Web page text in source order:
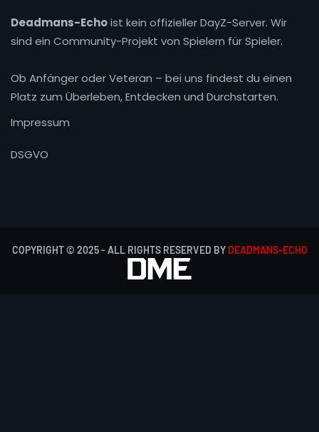
Deadmans-Echoist kein offizieller DayZ-Server. Wir
sind ein Community-Projekt von Spielern für Spieler.
Ob Anfänger oder Veteran – bei uns findest du einen
Platz zum Überleben, Entdecken und Durchstarten.
Impressum
DSGVO
COPYRIGHT © 2025 - ALL RIGHTS RESERVED BY DEADMANS-ECHO